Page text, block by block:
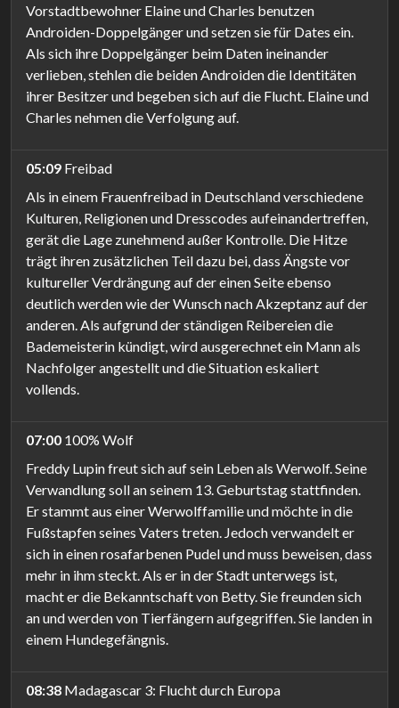
Vorstadtbewohner Elaine und Charles benutzen
Androiden-Doppelgänger und setzen sie für Dates ein.
Als sich ihre Doppelgänger beim Daten ineinander
verlieben, stehlen die beiden Androiden die Identitäten
ihrer Besitzer und begeben sich auf die Flucht. Elaine und
Charles nehmen die Verfolgung auf.
05:09 Freibad
Als in einem Frauenfreibad in Deutschland verschiedene
Kulturen, Religionen und Dresscodes aufeinandertreffen,
gerät die Lage zunehmend außer Kontrolle. Die Hitze
trägt ihren zusätzlichen Teil dazu bei, dass Ängste vor
kultureller Verdrängung auf der einen Seite ebenso
deutlich werden wie der Wunsch nach Akzeptanz auf der
anderen. Als aufgrund der ständigen Reibereien die
Bademeisterin kündigt, wird ausgerechnet ein Mann als
Nachfolger angestellt und die Situation eskaliert
vollends.
07:00 100% Wolf
Freddy Lupin freut sich auf sein Leben als Werwolf. Seine
Verwandlung soll an seinem 13. Geburtstag stattfinden.
Er stammt aus einer Werwolffamilie und möchte in die
Fußstapfen seines Vaters treten. Jedoch verwandelt er
sich in einen rosafarbenen Pudel und muss beweisen, dass
mehr in ihm steckt. Als er in der Stadt unterwegs ist,
macht er die Bekanntschaft von Betty. Sie freunden sich
an und werden von Tierfängern aufgegriffen. Sie landen in
einem Hundegefängnis.
08:38 Madagascar 3: Flucht durch Europa